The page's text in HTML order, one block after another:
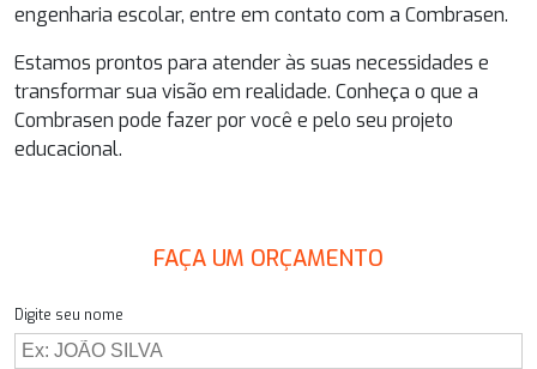
engenharia escolar, entre em contato com a Combrasen.
Estamos prontos para atender às suas necessidades e
transformar sua visão em realidade. Conheça o que a
Combrasen pode fazer por você e pelo seu projeto
educacional.
FAÇA UM ORÇAMENTO
Digite seu nome